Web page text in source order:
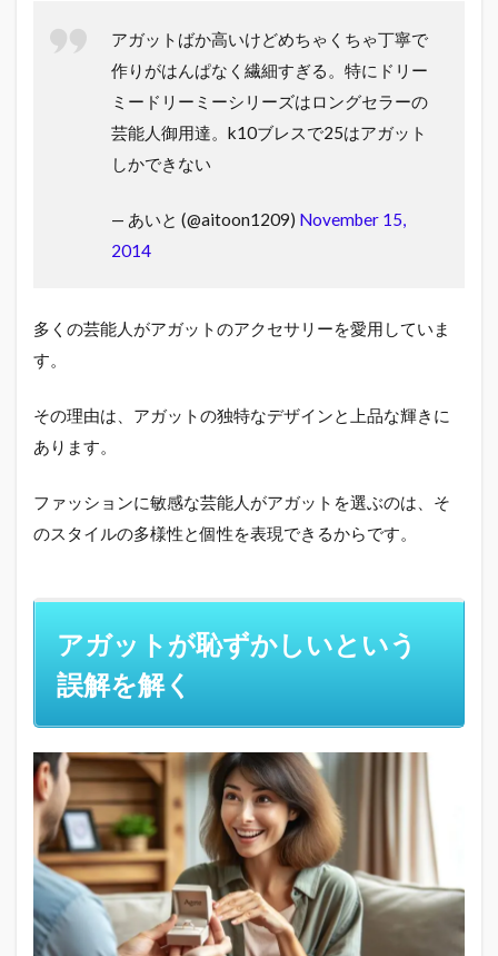
アガットばか高いけどめちゃくちゃ丁寧で
作りがはんぱなく繊細すぎる。特にドリー
ミードリーミーシリーズはロングセラーの
芸能人御用達。k10ブレスで25はアガット
しかできない
— あいと (@aitoon1209) November 15,
2014
多くの芸能人がアガットのアクセサリーを愛用していま
す。
その理由は、アガットの独特なデザインと上品な輝きに
あります。
ファッションに敏感な芸能人がアガットを選ぶのは、そ
のスタイルの多様性と個性を表現できるからです。
アガットが恥ずかしいという
誤解を解く